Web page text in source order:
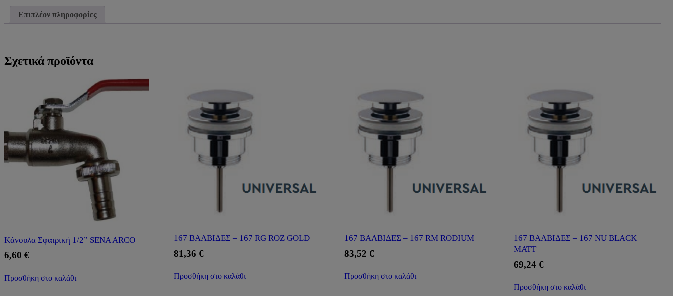
Επιπλέον πληροφορίες
Σχετικά προϊόντα
Kάνουλα Σφαιρική 1/2” SENA ARCO
6,60 €
Προσθήκη στο καλάθι
167 ΒΑΛΒΙΔΕΣ – 167 RG ROZ GOLD
81,36€
Προσθήκη στο καλάθι
167 ΒΑΛΒΙΔΕΣ – 167 RM RODIUM
83,52 €
Προσθήκη στο καλάθι
167 ΒΑΛΒΙΔΕΣ – 167 NU BLACK
MATT
69,24€
Προσθήκη στο καλάθι